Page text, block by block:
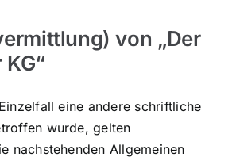
von „Der
eine andere schriftliche
wurde, gelten
nachstehenden Allgemeinen